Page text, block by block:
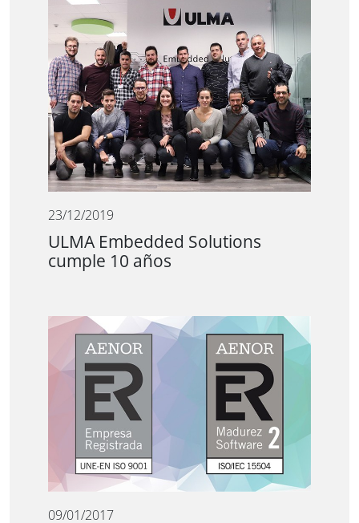
23/12/2019
ULMA Embedded Solutions
cumple 10 años
09/01/2017